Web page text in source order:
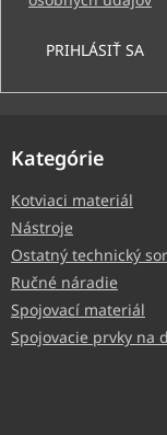
PRIHLÁSIŤ SA
Kategórie
Kotviaci materiál
Nástroje
Ostatný technický
Ručné náradie
Spojovací materiál
Spojovacie prvky na